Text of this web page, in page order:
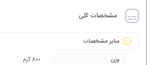
مشخصات کلی
سایر مشخصات
وزن 800 گرم